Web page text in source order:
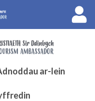
ar-lein